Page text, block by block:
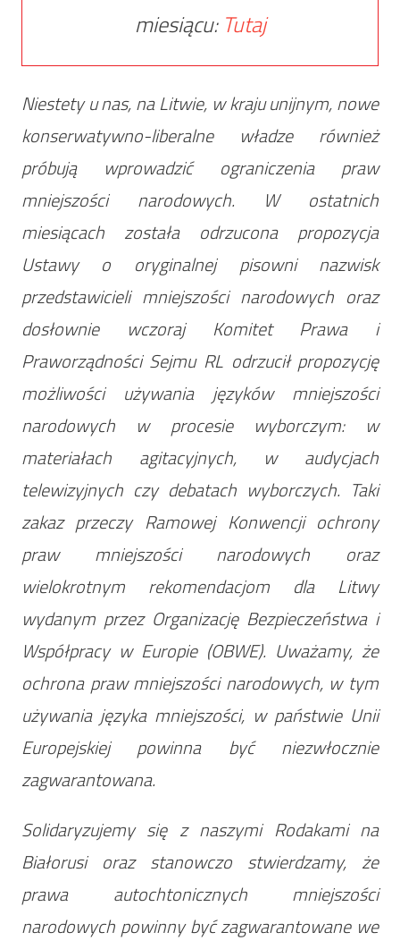
miesiącu: Tutaj
Niestety u nas, na Litwie, w kraju unijnym, nowe
konserwatywno-liberalne władze również
próbują wprowadzić ograniczenia praw
mniejszości narodowych. W ostatnich
miesiącach została odrzucona propozycja
Ustawy o oryginalnej pisowni nazwisk
przedstawicieli mniejszości narodowych oraz
dosłownie wczoraj Komitet Prawa i
Praworządności Sejmu RL odrzucił propozycję
możliwości używania języków mniejszości
narodowych w procesie wyborczym: w
materiałach agitacyjnych, w audycjach
telewizyjnych czy debatach wyborczych. Taki
zakaz przeczy Ramowej Konwencji ochrony
praw mniejszości narodowych oraz
wielokrotnym rekomendacjom dla Litwy
wydanym przez Organizację Bezpieczeństwa i
Współpracy w Europie (OBWE). Uważamy, że
ochrona praw mniejszości narodowych, w tym
używania języka mniejszości, w państwie Unii
Europejskiej powinna być niezwłocznie
zagwarantowana.
Solidaryzujemy się z naszymi Rodakami na
Białorusi oraz stanowczo stwierdzamy, że
prawa autochtonicznych mniejszości
narodowych powinny być zagwarantowane we